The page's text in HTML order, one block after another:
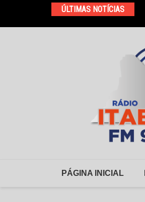
o
ÚLTIMAS NOTÍCIAS
PÁGINA INICIAL